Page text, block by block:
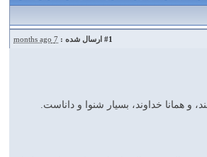
#1 ارسال شده : 7 months ago
و همانا خداوند، بسيار شنوا و داناست.